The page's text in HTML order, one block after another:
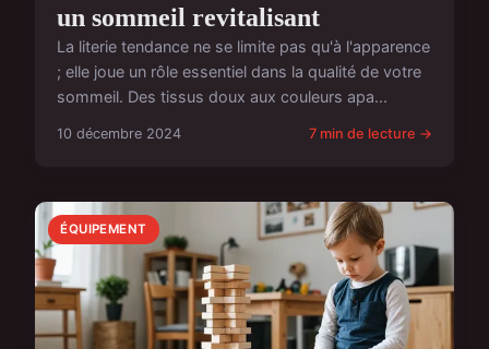
un sommeil revitalisant
La literie tendance ne se limite pas qu'à l'apparence
; elle joue un rôle essentiel dans la qualité de votre
sommeil. Des tissus doux aux couleurs apa...
10 décembre 2024 7 min de lecture →
ÉQUIPEMENT